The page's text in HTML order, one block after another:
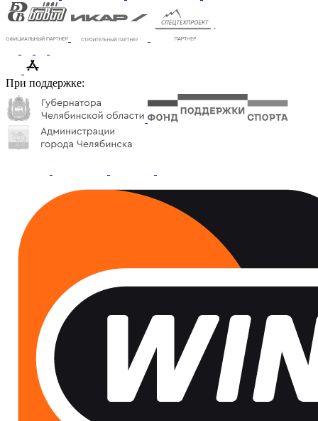
При поддержке: